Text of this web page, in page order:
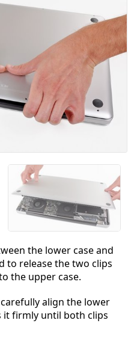
Pubblica commento
the lower case and
to release the two clips
the upper case.
align the lower
it firmly until both clips